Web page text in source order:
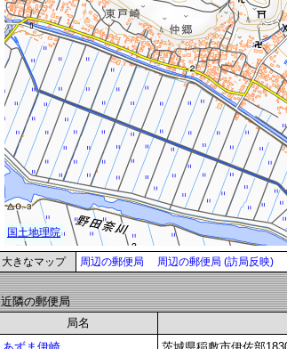
大きなマップ 周辺の郵便局 周辺の郵便局 (訪局反映)
近隣の郵便局
局名